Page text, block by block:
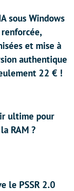
sous Windows
et mise à
authentique
22 € !
ultime pour
RAM ?
le PSSR 2.0